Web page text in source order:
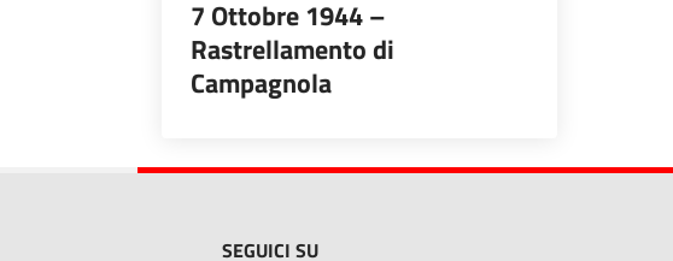
7 Ottobre 1944 –
Rastrellamento di
Campagnola
SEGUICI SU